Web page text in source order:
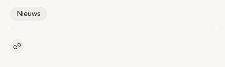
Nieuws
Kopieer link naar artikel